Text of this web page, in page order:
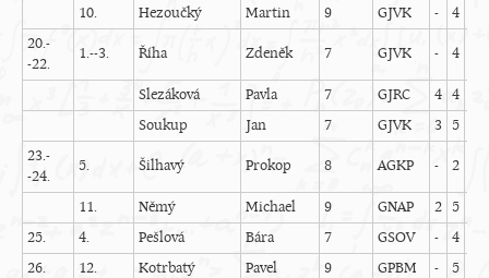
10. Hezoučký Martin 9 GJVK - 4
20.-
-22.
1.--3. Říha Zdeněk 7 GJVK - 4
Slezáková Pavla 7 GJRC 4 4
Soukup
Jan 7 GJVK 3 5
23.-
-24.
5. Šilhavý Prokop 8 AGKP - 2
11. Němý Michael 9 GNAP 2 5
25.
4. Pešlová Bára 7 GSOV - 4
26.
12. Kotrbatý Pavel 9 GPBM - 5